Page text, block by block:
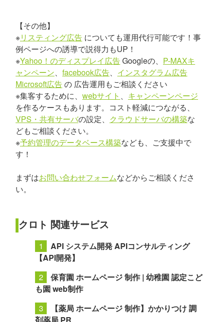
【その他】
※リスティング広告 についても運用代行可能です！事
例ページへの誘導で説得力もUP！
※Yahoo！のディスプレイ広告Googleの、 P-MAXキ
ャンペーン、 facebook広告、 インスタグラム広告
Microsoft広告の 広告運用もご相談ください
※集客するために、 webサイト 、 キャンペーンページ
を作るケースもあります。コスト軽減につながる、
VPS・共有サーバの設定、 クラウドサーバの構築な
どもご相談ください。
※予約管理のデータベース構築なども、ご支援中で
す！
まずはお問い合わせフォームなどからご相談くださ
い。
クロト 関連サービス
API システム開発 APIコンサルティング
【API開発】
保育園 ホームページ 制作 | 幼稚園 認定こど
も園 web制作
【薬局 ホームページ 制作】かかりつけ 調